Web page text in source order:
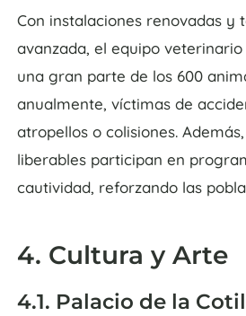
Con instalaciones renovadas y
avanzada, el equipo
una gran parte de los 600
anualmente, víctimas de
atropellos o colisiones.
liberables participan en
cautividad, reforzando las
4. Cultura y Arte
4.1. Palacio de la